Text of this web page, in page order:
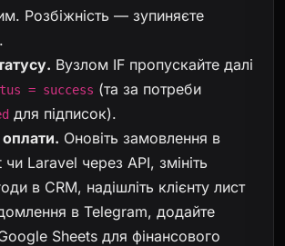
Розбіжність — зупиняєте
Вузлом IF пропускайте далі
= success (та за потреби
для підписок).
оплати. Оновіть замовлення в
Laravel через API, змініть
в CRM, надішліть клієнту лист
в Telegram, додайте
Sheets для фінансового